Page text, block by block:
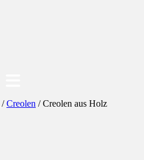
/Creolen / Creolen aus Holz